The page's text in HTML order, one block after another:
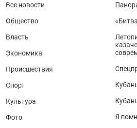
Все новости
Общество
Власть
Экономика
Происшествия
Спорт
Культура
Фото Я